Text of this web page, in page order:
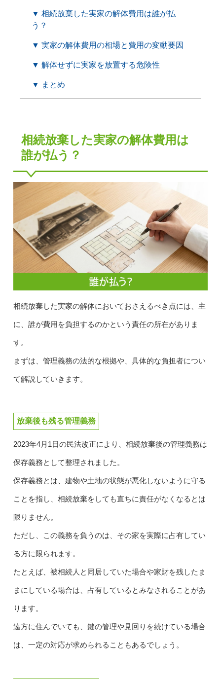
▼ 相続放棄した実家の解体費用は誰が払
う？
▼ 実家の解体費用の相場と費用の変動要因
▼ 解体せずに実家を放置する危険性
▼ まとめ
相続放棄した実家の解体費用は
誰が払う？
相続放棄した実家の解体においておさえるべき点には、主
に、誰が費用を負担するのかという責任の所在がありま
す。
まずは、管理義務の法的な根拠や、具体的な負担者につい
て解説していきます。
放棄後も残る管理義務
2023年4月1日の民法改正により、相続放棄後の管理義務は
保存義務として整理されました。
保存義務とは、建物や土地の状態が悪化しないように守る
ことを指し、相続放棄をしても直ちに責任がなくなるとは
限りません。
ただし、この義務を負うのは、その家を実際に占有してい
る方に限られます。
たとえば、被相続人と同居していた場合や家財を残したま
まにしている場合は、占有しているとみなされることがあ
ります。
遠方に住んでいても、鍵の管理や見回りを続けている場合
は、一定の対応が求められることもあるでしょう。